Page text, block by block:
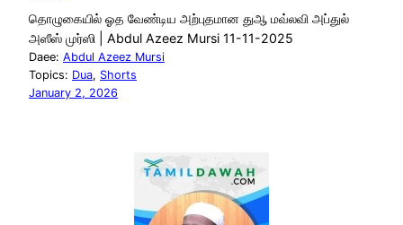
தொழுகையில் ஓத வேண்டிய அற்புதமான துஆ மவ்லவி அப்துல்
அஸீஸ் முர்ஸி | Abdul Azeez Mursi 11-11-2025
Daee: Abdul Azeez Mursi
Topics: Dua, Shorts
January 2, 2026